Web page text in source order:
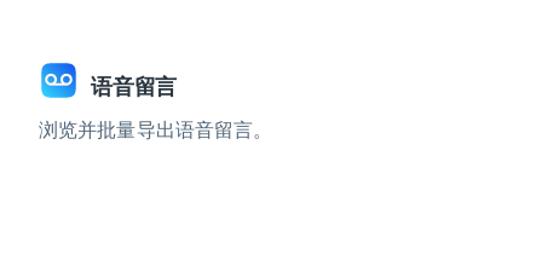
语音留言
浏览并批量导出语音留言。